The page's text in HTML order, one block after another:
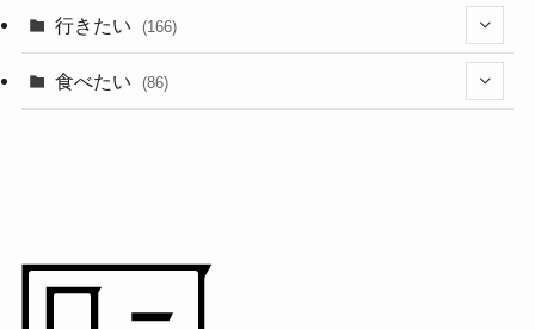
(1)
(10)
(11)
行きたい (166)
(18)
食べたい (86)